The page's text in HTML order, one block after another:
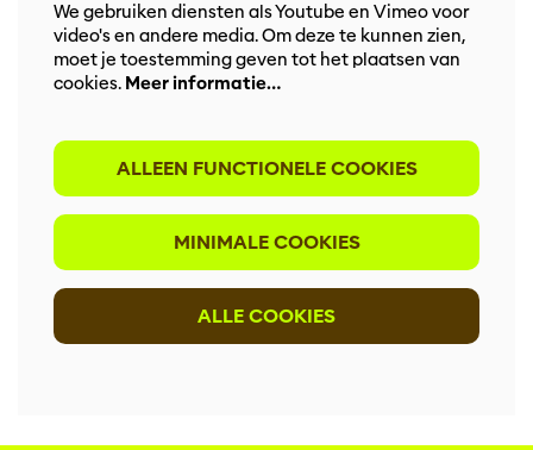
We gebruiken diensten als Youtube en Vimeo voor
video's en andere media. Om deze te kunnen zien,
moet je toestemming geven tot het plaatsen van
cookies. Meer informatie…
ALLEEN FUNCTIONELE COOKIES
MINIMALE COOKIES
ALLE COOKIES